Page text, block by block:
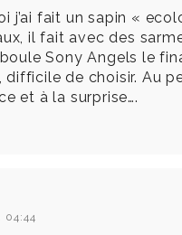
j’ai fait un sapin «
il fait avec des
Sony Angels le
difficile de choisir. Au
et à la surprise….
04:44